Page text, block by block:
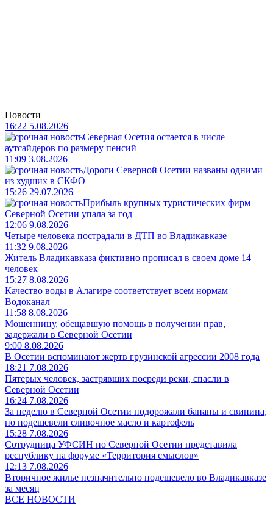
Новости
16:22 5.08.2026
Северная Осетия остается в числе
аутсайдеров по размеру пенсий
11:09 3.08.2026
Дороги Северной Осетии названы одними
из худших в СКФО
15:26 29.07.2026
Прибыль крупных туристических фирм
Северной Осетии упала за год
12:06 9.08.2026
Четыре человека пострадали в ДТП во Владикавказе
11:32 9.08.2026
Житель Владикавказа фиктивно прописал в своем доме 14
человек
15:27 8.08.2026
Качество воды в Алагире соответствует всем нормам —
Водоканал
11:58 8.08.2026
Мошенницу, обещавшую помощь в получении прав,
задержали в Северной Осетии
9:00 8.08.2026
В Осетии вспоминают жертв грузинской агрессии 2008 года
18:21 7.08.2026
Пятерых человек, застрявших посреди реки, спасли в
Северной Осетии
16:24 7.08.2026
За неделю в Северной Осетии подорожали бананы и свинина,
но подешевели сливочное масло и картофель
15:28 7.08.2026
Сотрудница УФСИН по Северной Осетии представила
республику на форуме «Территория смыслов»
12:13 7.08.2026
Вторичное жилье незначительно подешевело во Владикавказе
за месяц
ВСЕ НОВОСТИ